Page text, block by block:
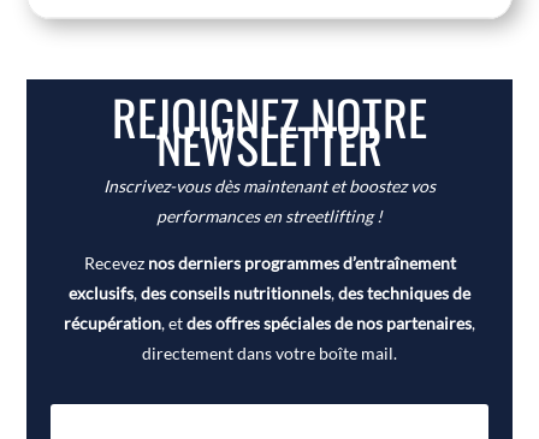
REJOIGNEZ NOTRE
NEWSLETTER
Inscrivez-vous dès maintenant et boostez vos
performances en streetlifting !
Recevez nos derniers programmes d’entraînement
exclusifs,des conseils nutritionnels,des techniques de
récupération, etdes offres spéciales de nos partenaires,
directement dans votre boîte mail.